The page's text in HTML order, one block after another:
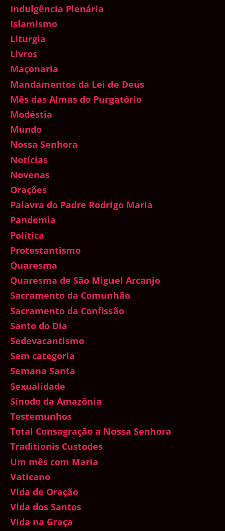
Indulgência Plenária
Islamismo
Liturgia
Livros
Maçonaria
Mandamentos da Lei de Deus
Mês das Almas do Purgatório
Modéstia
Mundo
Nossa Senhora
Notícias
Novenas
Orações
Palavra do Padre Rodrigo Maria
Pandemia
Política
Protestantismo
Quaresma
Quaresma de São Miguel Arcanjo
Sacramento da Comunhão
Sacramento da Confissão
Santo do Dia
Sedevacantismo
Sem categoria
Semana Santa
Sexualidade
Sínodo da Amazônia
Testemunhos
Total Consagração a Nossa Senhora
Traditionis Custodes
Um mês com Maria
Vaticano
Vida de Oração
Vida dos Santos
Vida na Graça